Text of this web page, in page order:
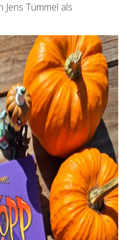
Tümmel als